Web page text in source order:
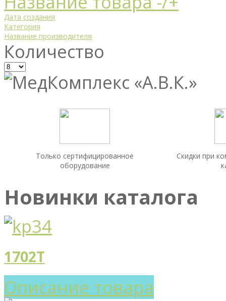
Дата создания
Категория
Название производителя
Количество
Только сертифицированное
оборудование
Скидки при
Новинки каталога
1702T
Описание товара